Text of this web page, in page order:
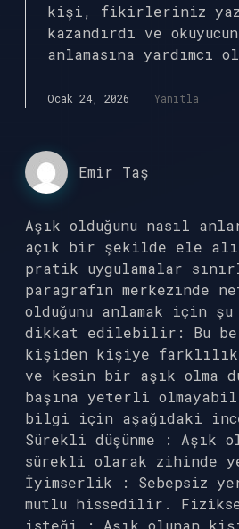
kişi, fikirleriniz
kazandırdı ve
anlamasına yardımcı
Ocak 24, 2026 Yanıtla
Emir Taş
Aşık olduğunu nasıl
açık bir şekilde ele
pratik uygulamalar
paragrafın merkezinde
olduğunu anlamak için
dikkat edilebilir: Bu
kişiden kişiye
ve kesin bir aşık olma
başına yeterli
bilgi için aşağıdaki
Sürekli düşünme : Aşık
sürekli olarak zihinde
İyimserlik : Sebepsiz
mutlu hissedilir.
isteği : Aşık olunan